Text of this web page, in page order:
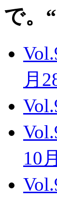
で。
月
10